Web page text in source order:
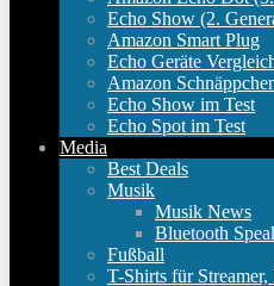
Echo Show (2.
Amazon Smart Plug
Echo Geräte
Amazon
Echo Show im Test
Echo Spot im Test
Media
Best Deals
Musik
Musik News
Bluetooth
Fußball
T-Shirts für